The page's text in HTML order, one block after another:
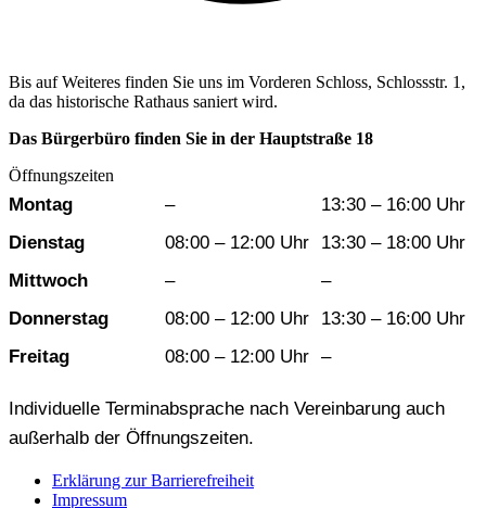
Bis auf Weiteres finden Sie uns im Vorderen Schloss, Schlossstr. 1,
da das historische Rathaus saniert wird.
Das Bürgerbüro finden Sie in der Hauptstraße 18
Öffnungszeiten
Wochentag Vormittag
Montag –
13:30 – 16:00 Uhr
Dienstag
08:00 – 12:00 Uhr
13:30 – 18:00 Uhr
Mittwoch
–
–
Donnerstag
08:00 – 12:00 Uhr
13:30 – 16:00 Uhr
Freitag
08:00 – 12:00 Uhr –
Individuelle Terminabsprache nach Vereinbarung auch
außerhalb der Öffnungszeiten.
Erklärung zur Barrierefreiheit
Impressum